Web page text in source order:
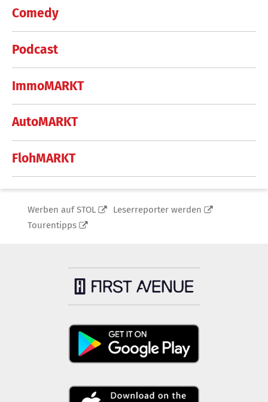
Comedy
Podcast
ImmoMARKT
AutoMARKT
FlohMARKT
Werben auf STOL
Leserreporter werden
Tourentipps